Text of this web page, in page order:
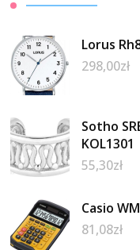
Lorus
298,00zł
Sotho
KOL1301
55,30zł
Casio
81,08zł